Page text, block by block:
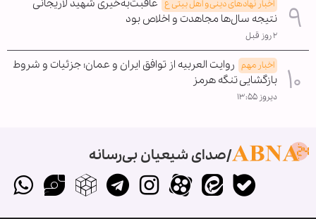
اخبار نهادهای دینی و اهل بیتی ع عاقبت‌به‌خیری شهید لاریجانی
نتیجه سال‌ها مجاهدت و اخلاص بود
۲ روز قبل
اخبار مهم روایت العربیه از توافق ایران و عمان؛ جزئیات و شروط
بازگشایی تنگه هرمز
دیروز ۱۳:۵۵
صدای شیعیان بی‌رسانه